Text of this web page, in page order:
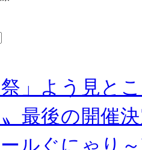
」よう見と
最後の開催
ルぐにゃり